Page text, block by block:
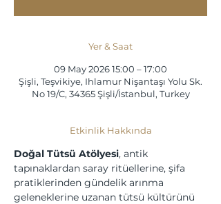
Yer & Saat
09 May 2026 15:00 – 17:00
Şişli, Teşvikiye, Ihlamur Nişantaşı Yolu Sk.
No 19/C, 34365 Şişli/İstanbul, Turkey
Etkinlik Hakkında
Doğal Tütsü Atölyesi, antik
tapınaklardan saray ritüellerine, şifa
pratiklerinden gündelik arınma
geleneklerine uzanan tütsü kültürünü